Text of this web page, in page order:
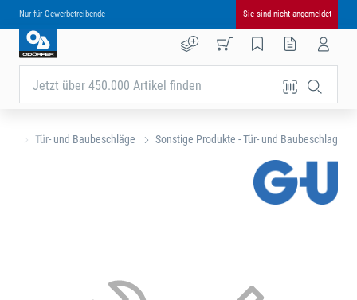
Nur für Gewerbetreibende Sie sind nicht angemeldet
Jetzt über 450.000 Artikel finden
Tür- und Baubeschläge Sonstige Produkte - Tür- und Baubeschlag